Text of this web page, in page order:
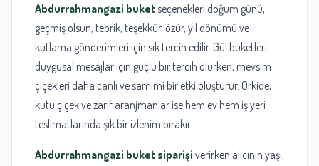
Abdurrahmangazi buketseçenekleri doğum günü,
geçmiş olsun, tebrik, teşekkür, özür, yıl dönümü ve
kutlama gönderimleri için sık tercih edilir. Gül buketleri
duygusal mesajlar için güçlü bir tercih olurken, mevsim
çiçekleri daha canlı ve samimi bir etki oluşturur. Orkide,
kutu çiçek ve zarif aranjmanlar ise hem ev hem iş yeri
teslimatlarında şık bir izlenim bırakır.
Abdurrahmangazi buket siparişi verirken alıcının yaşı,